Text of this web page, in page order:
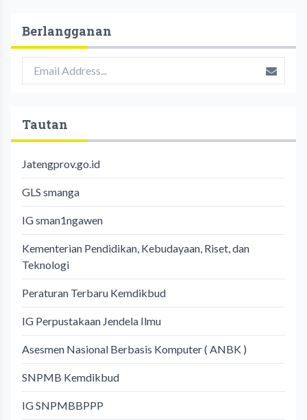
Berlangganan
Tautan
Jatengprov.go.id
GLS smanga
IG sman1ngawen
Kementerian Pendidikan, Kebudayaan, Riset, dan
Teknologi
Peraturan Terbaru Kemdikbud
IG Perpustakaan Jendela Ilmu
Asesmen Nasional Berbasis Komputer ( ANBK )
SNPMB Kemdikbud
IG SNPMBBPPP